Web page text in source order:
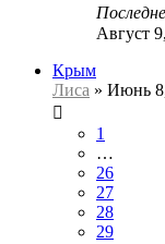
Август
Крым
Лиса » Июнь
1
…
26
27
28
29